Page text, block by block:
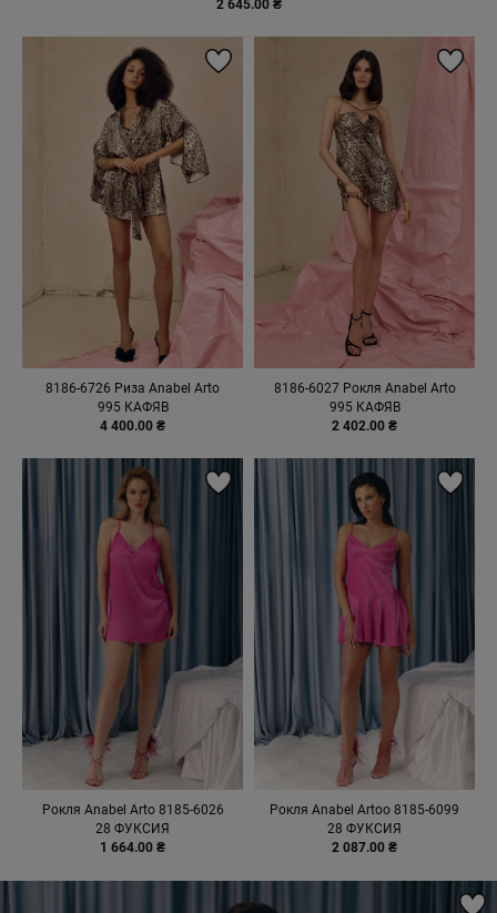
2 645.00 ₴
8186-6726 Риза Anabel Arto
995 КАФЯВ
4 400.00 ₴
8186-6027 Рокля Anabel Arto
995 КАФЯВ
2 402.00 ₴
Рокля Anabel Arto 8185-6026
28 ФУКСИЯ
1 664.00 ₴
Рокля Anabel Artoo 8185-6099
28 ФУКСИЯ
2 087.00 ₴